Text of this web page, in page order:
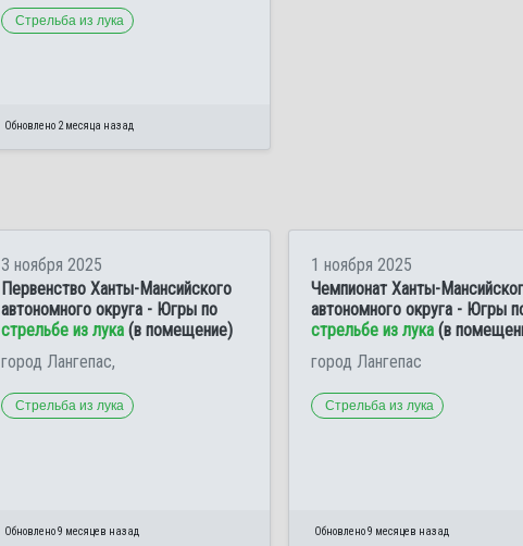
Стрельба из лука
Обновлено 2 месяца назад
3 ноября 2025
Первенство Ханты-Мансийского
автономного округа - Югры по
стрельбе из лука (в помещение)
город Лангепас,
Стрельба из лука
Обновлено 9 месяцев назад
1 ноября 2025
Чемпионат Ханты-
автономного округа - Югры
стрельбе из лука (в
город Лангепас
Стрельба из лука
Обновлено 9 месяцев назад